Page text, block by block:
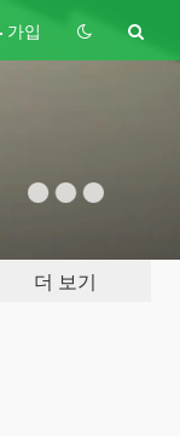
가입
더 보기